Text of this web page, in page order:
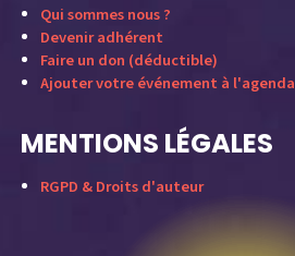
Qui sommes nous ?
Devenir adhérent
Faire un don (déductible)
Ajouter votre événement à l'agenda
MENTIONS LÉGALES
RGPD & Droits d'auteur